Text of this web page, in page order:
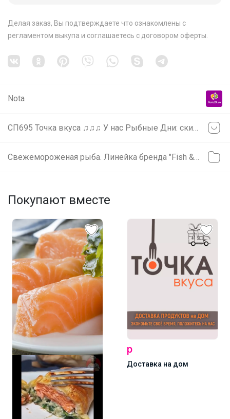
Делая заказ, Вы подтверждаете что ознакомлены с
регламентом выкупа и соглашаетесь с договором оферты
Nota
Покупают вместе
р
Доставка на дом